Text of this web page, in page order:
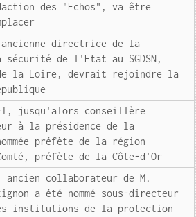
des "Echos", va être
ancienne directrice de la
de l'Etat au SGDSN,
la Loire, devrait rejoindre la
jusqu'alors conseillère
à la présidence de la
préfète de la région
préfète de la Côte-d'Or
ancien collaborateur de M.
a été nommé sous-directeur
institutions de la protection